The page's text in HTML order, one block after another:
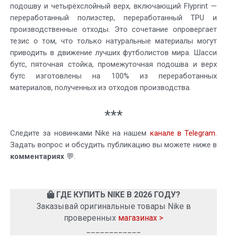
подошву и четырёхслойный верх, включающий Flyprint —
переработанный полиэстер, переработанный TPU и
производственные отходы. Это сочетание опровергает
тезис о том, что только натуральные материалы могут
приводить в движение лучших футболистов мира. Шасси
бутс, пяточная стойка, промежуточная подошва и верх
бутс изготовлены на 100% из переработанных
материалов, полученных из отходов производства.
***
Следите за новинками Nike на нашем канале в Telegram.
Задать вопрос и обсудить публикацию вы можете ниже в
комментариях 💬.
ГДЕ КУПИТЬ NIKE В 2026 ГОДУ?
Заказывай оригинальные товары Nike в
проверенных магазинах >